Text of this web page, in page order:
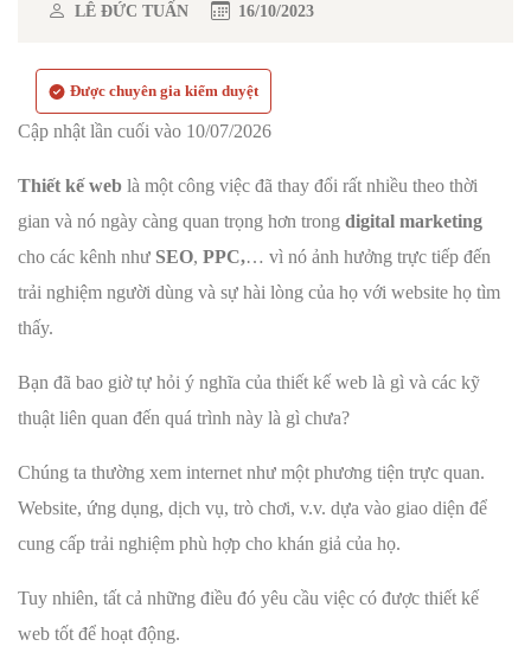
LÊ ĐỨC TUẤN 16/10/2023
Được chuyên gia kiểm duyệt
Cập nhật lần cuối vào 10/07/2026
Thiết kế web là một công việc đã thay đổi rất nhiều theo thời
gian và nó ngày càng quan trọng hơn trong digital marketing
cho các kênh như SEO, PPC,… vì nó ảnh hưởng trực tiếp đến
trải nghiệm người dùng và sự hài lòng của họ với website họ tìm
thấy.
Bạn đã bao giờ tự hỏi ý nghĩa của thiết kế web là gì và các kỹ
thuật liên quan đến quá trình này là gì chưa?
Chúng ta thường xem internet như một phương tiện trực quan.
Website, ứng dụng, dịch vụ, trò chơi, v.v. dựa vào giao diện để
cung cấp trải nghiệm phù hợp cho khán giả của họ.
Tuy nhiên, tất cả những điều đó yêu cầu việc có được thiết kế
web tốt để hoạt động.